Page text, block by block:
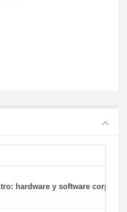
hardware y software